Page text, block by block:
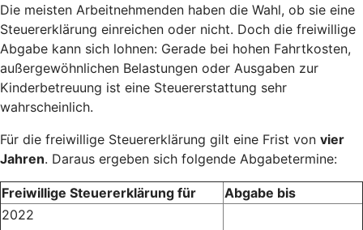
Die meisten Arbeitnehmenden haben die Wahl, ob sie eine
Steuererklärung einreichen oder nicht. Doch die freiwillige
Abgabe kann sich lohnen: Gerade bei hohen Fahrtkosten,
außergewöhnlichen Belastungen oder Ausgaben zur
Kinderbetreuung ist eine Steuererstattung sehr
wahrscheinlich.
Für die freiwillige Steuererklärung gilt eine Frist von vier
Jahren. Daraus ergeben sich folgende Abgabetermine:
Freiwillige Steuererklärung für
Abgabe bis
2022